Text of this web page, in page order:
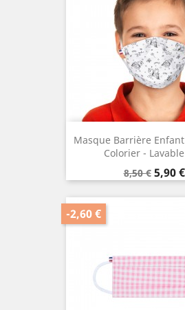
Masque Barrière
Colorier -
Prix
de
base
8,50 € Prix
5,90 €
-2,60 €